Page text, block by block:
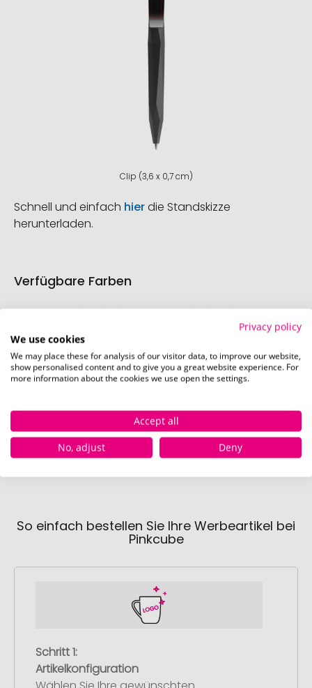
Clip (3,6 x 0,7 cm)
Schnell und einfach hierdie Standskizze
herunterladen.
Verfügbare Farben
schwarz
Sofort verfügbar
schwarz-silber
Sofort verfügbar
So einfach bestellen Sie Ihre Werbeartikel bei
Pinkcube
Schritt 1:
Artikelkonfiguration
Privacy policy
We use cookies
We may place these for analysis of our visitor data, to improve our website,
show personalised content and to give you a great website experience. For
more information about the cookies we use open the settings.
Accept all
No, adjust
Deny